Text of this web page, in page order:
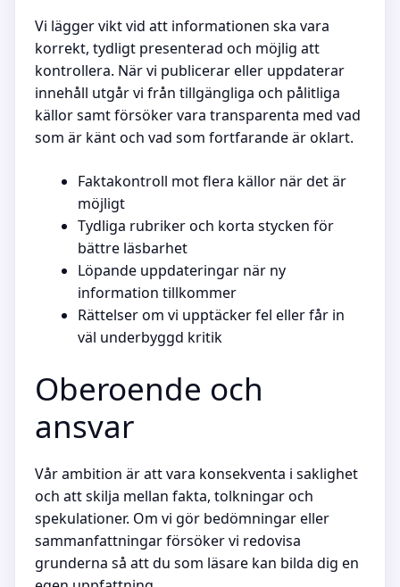
Vi lägger vikt vid att informationen ska vara
korrekt, tydligt presenterad och möjlig att
kontrollera. När vi publicerar eller uppdaterar
innehåll utgår vi från tillgängliga och pålitliga
källor samt försöker vara transparenta med vad
som är känt och vad som fortfarande är oklart.
Faktakontroll mot flera källor när det är
möjligt
Tydliga rubriker och korta stycken för
bättre läsbarhet
Löpande uppdateringar när ny
information tillkommer
Rättelser om vi upptäcker fel eller får in
väl underbyggd kritik
Oberoende och
ansvar
Vår ambition är att vara konsekventa i saklighet
och att skilja mellan fakta, tolkningar och
spekulationer. Om vi gör bedömningar eller
sammanfattningar försöker vi redovisa
grunderna så att du som läsare kan bilda dig en